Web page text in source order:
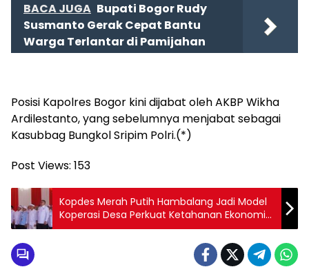
BACA JUGA Bupati Bogor Rudy
Susmanto Gerak Cepat Bantu
Warga Terlantar di Pamijahan
Posisi Kapolres Bogor kini dijabat oleh AKBP Wikha
Ardilestanto, yang sebelumnya menjabat sebagai
Kasubbag Bungkol Sripim Polri.(*)
Post Views: 153
Kopdes Merah Putih Hambalang Jadi Model
Koperasi Desa Perkuat Ketahanan Ekonomi
Lokal